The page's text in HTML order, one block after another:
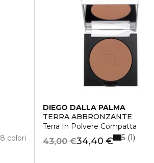
8 colori
DIEGO DALLA PALMA
TERRA ABBRONZANTE
Terra In Polvere Compatta
34,40 €
43,00 € 5 1